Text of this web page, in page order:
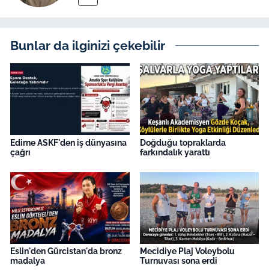
Bunlar da ilginizi çekebilir
Edirne ASKF'den iş dünyasına
çağrı
Doğduğu topraklarda
farkındalık yarattı
Eslin'den Gürcistan'da bronz
madalya
Mecidiye Plaj Voleybolu
Turnuvası sona erdi